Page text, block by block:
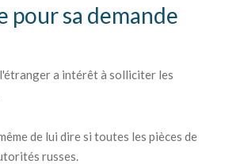
pour sa demande
l'étranger a intérêt à solliciter les
de lui dire si toutes les pièces de
russes.